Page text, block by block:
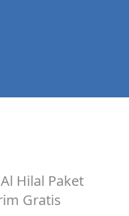
Hilal Paket
Gratis